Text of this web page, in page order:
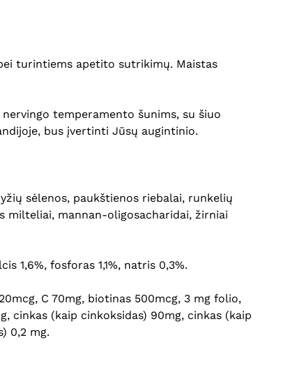
turintiems apetito sutrikimų. Maistas
temperamento šunims, su šiuo
bus įvertinti Jūsų augintinio.
sėlenos, paukštienos riebalai, runkelių
milteliai, mannan-oligosacharidai, žirniai
1,6%, fosforas 1,1%, natris 0,3%.
C 70mg, biotinas 500mcg, 3 mg folio,
cinkas (kaip cinkoksidas) 90mg, cinkas (kaip
0,2 mg.